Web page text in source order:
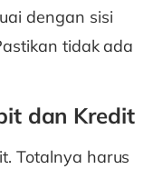
dengan sisi
tidak ada
dan Kredit
Totalnya harus